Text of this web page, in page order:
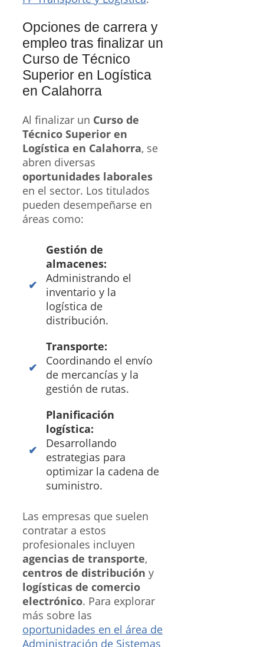
Opciones de carrera y
empleo tras finalizar un
Curso de Técnico
Superior en Logística
en Calahorra
Al finalizar un Curso de
Técnico Superior en
Logística en Calahorra, se
abren diversas
oportunidades laborales
en el sector. Los titulados
pueden desempeñarse en
áreas como:
Gestión de
almacenes:
Administrando el
inventario y la
logística de
distribución.
Transporte:
Coordinando el envío
de mercancías y la
gestión de rutas.
Planificación
logística:
Desarrollando
estrategias para
optimizar la cadena de
suministro.
Las empresas que suelen
contratar a estos
profesionales incluyen
agencias de transporte,
centros de distribución y
logísticas de comercio
electrónico. Para explorar
más sobre las
oportunidades en el área de
Administración de Sistemas